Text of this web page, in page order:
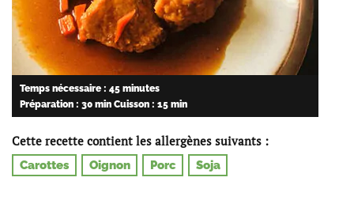
Temps nécessaire : 45 minutes
Préparation : 30 min Cuisson : 15 min
Cette recette contient les allergènes suivants :
Carottes Oignon Porc Soja